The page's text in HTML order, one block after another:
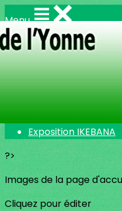
Menu
<
>
S.H.Y. 120 ans
La presse en parle
Salon "INVITATION
Exposition IKEBANA
?>
Images de la page
Cliquez pour éditer